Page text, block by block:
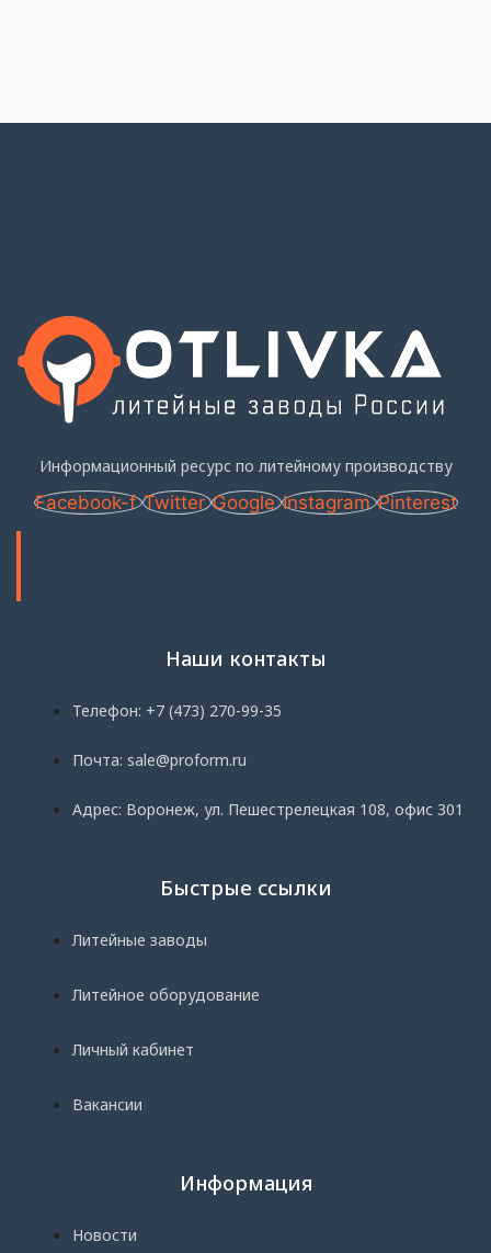
Информационный ресурс по литейному производству
Facebook-f Twitter Google Instagram Pinterest
Наши контакты
Телефон: +7 (473) 270-99-35
Почта: sale@proform.ru
Адрес: Воронеж, ул. Пешестрелецкая 108, офис 301
Быстрые ссылки
Литейные заводы
Литейное оборудование
Личный кабинет
Вакансии
Информация
Новости